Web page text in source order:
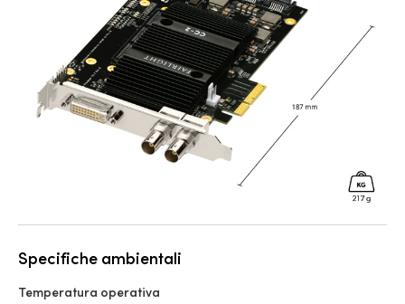
Specifiche ambientali
Temperatura operativa